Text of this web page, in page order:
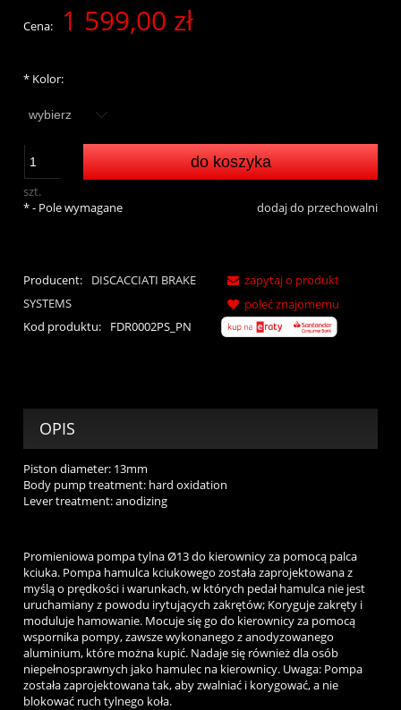
Cena: 1 599,00 zł
* Kolor:
szt.
do koszyka
dodaj do przechowalni
*- Pole wymagane
Producent:
DISCACCIATI BRAKE
SYSTEMS
Kod produktu:
FDR0002PS_PN
zapytaj o produkt
poleć znajomemu
OPIS
Piston diameter: 13mm
Body pump treatment: hard oxidation
Lever treatment: anodizing
Promieniowa pompa tylna Ø13 do kierownicy za pomocą palca
kciuka. Pompa hamulca kciukowego została zaprojektowana z
myślą o prędkości i warunkach, w których pedał hamulca nie jest
uruchamiany z powodu irytujących zakrętów; Koryguje zakręty i
moduluje hamowanie. Mocuje się go do kierownicy za pomocą
wspornika pompy, zawsze wykonanego z anodyzowanego
aluminium, które można kupić. Nadaje się również dla osób
niepełnosprawnych jako hamulec na kierownicy. Uwaga: Pompa
została zaprojektowana tak, aby zwalniać i korygować, a nie
blokować ruch tylnego koła.